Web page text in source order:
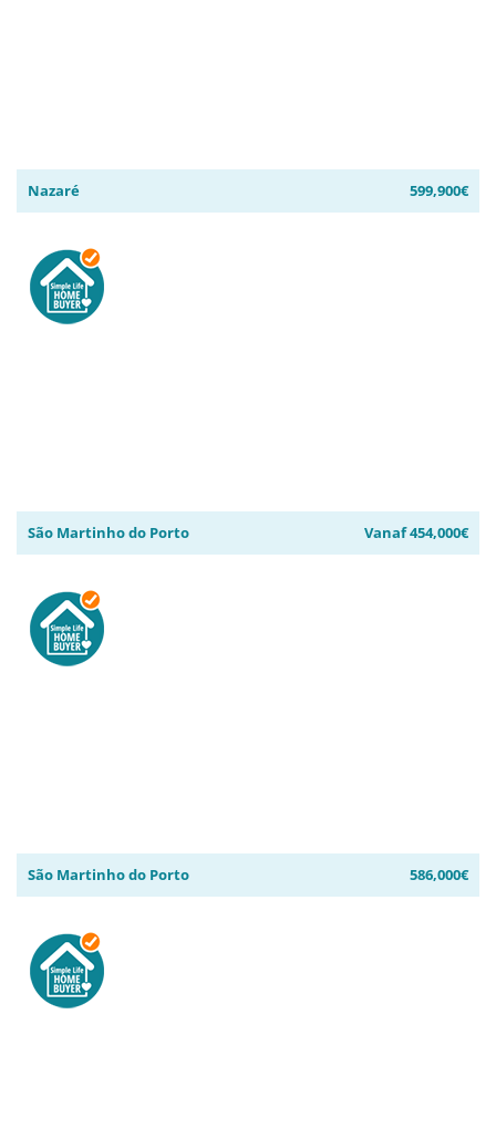
Nazaré 599,900€
São Martinho do Porto Vanaf 454,000€
São Martinho do Porto 586,000€